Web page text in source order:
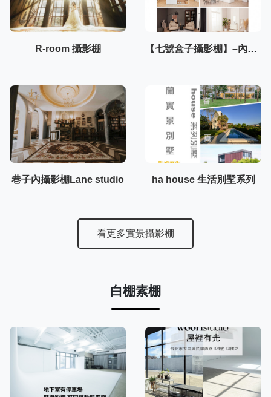
R-room 攝影棚 【七號盒子攝影棚】–內湖棚3F
巷子內攝影棚Lane studio ha house 生活別墅系列
看更多實景攝影棚
白棚素棚